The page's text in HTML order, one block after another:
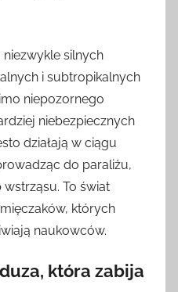
silnych
i subtropikalnych
niepozornego
niebezpiecznych
działają w ciągu
do paraliżu,
To świat
których
naukowców.
która zabija